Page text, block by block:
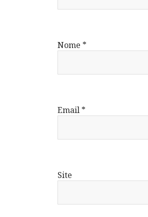
Nome *
Email *
Site